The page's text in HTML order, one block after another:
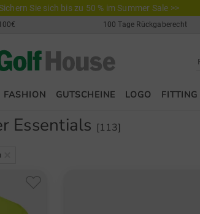
Sie sich bis zu 50 % im Summer Sale >>
100 Tage Rückgaberecht
FASHION GUTSCHEINE LOGO FITTING
Essentials [113]